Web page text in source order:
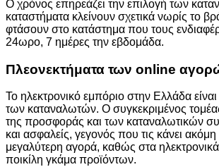
Ο χρόνος επηρεάζει την επιλογή των
καταστήματα κλείνουν σχετικά νωρίς το
φτάσουν στο κατάστημα που τους
24ωρο, 7 ημέρες την εβδομάδα.
Πλεονεκτήματα των online
Το ηλεκτρονικό εμπόριο στην Ελλάδα
των καταναλωτών. Ο συγκεκριμένος
της προσφοράς και των καταναλωτικών
και ασφαλείς, γεγονός που τις κάνει
μεγαλύτερη αγορά, καθώς στα
ποικίλη γκάμα προϊόντων.